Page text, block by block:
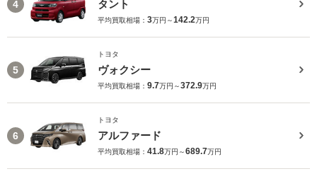
4 タント
平均買取相場： 3万円～142.2万円
5
トヨタ
ヴォクシー
平均買取相場： 9.7万円～372.9万円
6
トヨタ
アルファード
平均買取相場： 41.8万円～689.7万円